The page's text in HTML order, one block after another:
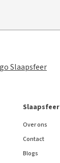
Slaapsfeer
Over ons
Contact
Blogs